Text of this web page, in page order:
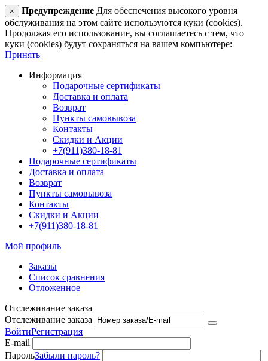
× Предупреждение Для обеспечения высокого уровня
обслуживания на этом сайте используются куки (cookies).
Продолжая его использование, вы соглашаетесь с тем, что
куки (cookies) будут сохраняться на вашем компьютере:
Принять
Информация
Подарочные сертификаты
Доставка и оплата
Возврат
Пункты самовывоза
Контакты
Скидки и Акции
+7(911)380-18-81
Подарочные сертификаты
Доставка и оплата
Возврат
Пункты самовывоза
Контакты
Скидки и Акции
+7(911)380-18-81
Мой профиль
Заказы
Список сравнения
Отложенное
Отслеживание заказа
Отслеживание заказа
ВойтиРегистрация
E-mail
ПарольЗабыли пароль?